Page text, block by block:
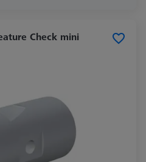
Check mini